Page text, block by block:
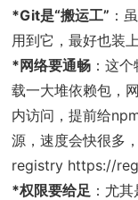
*Git是“搬运工” ：
用到它，最好也装
*网络要通畅 ：这
载一大堆依赖包，
内访问，提前给
源，速度会快很多
registry https://
*权限要给足 ：尤